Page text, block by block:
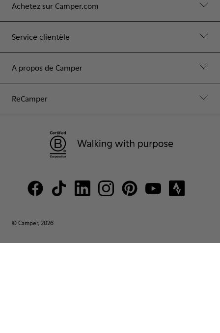
Achetez sur Camper.com
Service clientèle
A propos de Camper
ReCamper
© Camper, 2026